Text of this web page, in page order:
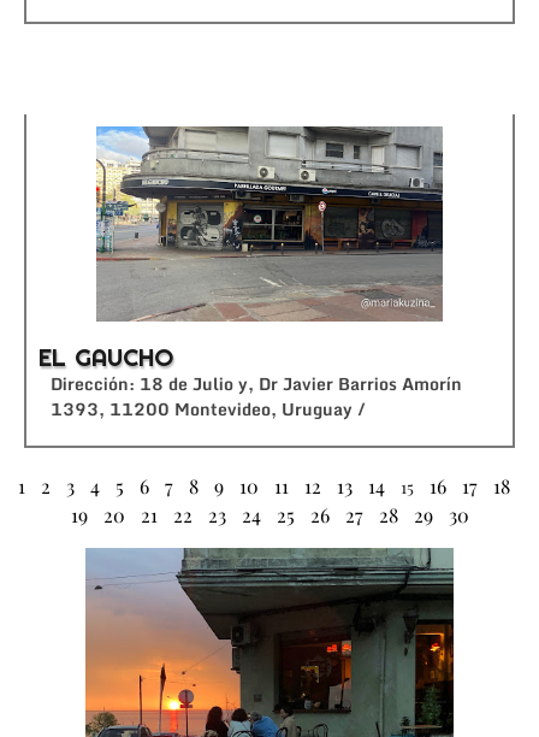
EL GAUCHO
Dirección: 18 de Julio y, Dr Javier Barrios Amorín
1393, 11200 Montevideo, Uruguay /
1 2 3 4 5 6 7 8 9 10 11 12 13 14 15 16 17
18
19
20 21 22 23 24 25 26 27 28 29 30